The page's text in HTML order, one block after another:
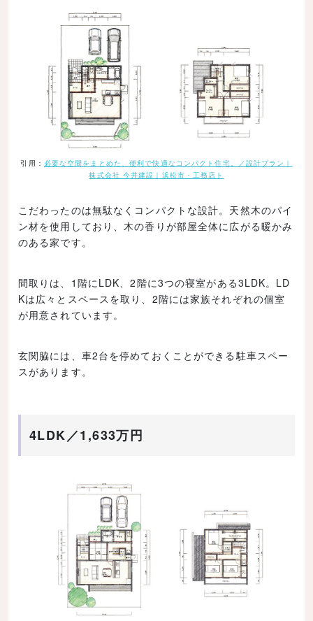
引用： 必要な空間をまとめた、便利で快適なコンパクト住宅。／設計プラン｜
株式会社 今井建設｜浜松市・工務店ト
こだわったのは無駄なくコンパクトな設計。天然木のパイ
ン材を使用しており、木の香りが部屋全体に広がる暖かみ
のある家です。
間取りは、1階にLDK、2階に3つの寝室がある3LDK。LD
Kは広々とスペースを取り、2階には家族それぞれの個室
が用意されています。
玄関脇には、車2台を停めておくことができる駐車スペー
スがあります。
4LDK／1,633万円